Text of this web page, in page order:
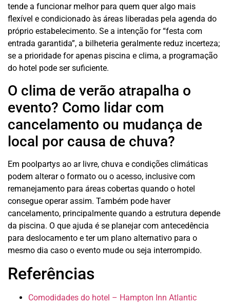
tende a funcionar melhor para quem quer algo mais
flexível e condicionado às áreas liberadas pela agenda do
próprio estabelecimento. Se a intenção for “festa com
entrada garantida”, a bilheteria geralmente reduz incerteza;
se a prioridade for apenas piscina e clima, a programação
do hotel pode ser suficiente.
O clima de verão atrapalha o
evento? Como lidar com
cancelamento ou mudança de
local por causa de chuva?
Em poolpartys ao ar livre, chuva e condições climáticas
podem alterar o formato ou o acesso, inclusive com
remanejamento para áreas cobertas quando o hotel
consegue operar assim. Também pode haver
cancelamento, principalmente quando a estrutura depende
da piscina. O que ajuda é se planejar com antecedência
para deslocamento e ter um plano alternativo para o
mesmo dia caso o evento mude ou seja interrompido.
Referências
Comodidades do hotel – Hampton Inn Atlantic